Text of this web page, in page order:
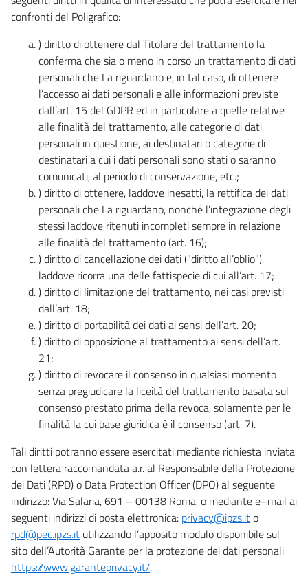
confronti del Poligrafico:
) diritto di ottenere dal Titolare del trattamento la
conferma che sia o meno in corso un trattamento di dati
personali che La riguardano e, in tal caso, di ottenere
l’accesso ai dati personali e alle informazioni previste
dall’art. 15 del GDPR ed in particolare a quelle relative
alle finalità del trattamento, alle categorie di dati
personali in questione, ai destinatari o categorie di
destinatari a cui i dati personali sono stati o saranno
comunicati, al periodo di conservazione, etc.;
) diritto di ottenere, laddove inesatti, la rettifica dei dati
personali che La riguardano, nonché l’integrazione degli
stessi laddove ritenuti incompleti sempre in relazione
alle finalità del trattamento (art. 16);
) diritto di cancellazione dei dati ("diritto all’oblio"),
laddove ricorra una delle fattispecie di cui all’art. 17;
) diritto di limitazione del trattamento, nei casi previsti
dall’art. 18;
) diritto di portabilità dei dati ai sensi dell’art. 20;
) diritto di opposizione al trattamento ai sensi dell’art.
21;
) diritto di revocare il consenso in qualsiasi momento
senza pregiudicare la liceità del trattamento basata sul
consenso prestato prima della revoca, solamente per le
finalità la cui base giuridica è il consenso (art. 7).
Tali diritti potranno essere esercitati mediante richiesta inviata
con lettera raccomandata a.r. al Responsabile della Protezione
dei Dati (RPD) o Data Protection Officer (DPO) al seguente
indirizzo: Via Salaria, 691 – 00138 Roma, o mediante e–mail ai
seguenti indirizzi di posta elettronica: privacy@ipzs.ito
rpd@pec.ipzs.it utilizzando l’apposito modulo disponibile sul
sito dell’Autorità Garante per la protezione dei dati personali
https://www.garanteprivacy.it/.